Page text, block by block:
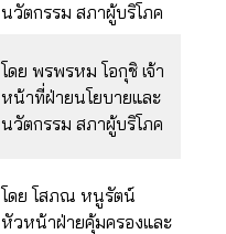
นวัตกรรม สภาผู้บริโภค
โดย พรพรหม โอกุชิ เจ้า
หน้าที่ฝ่ายนโยบายและ
นวัตกรรม สภาผู้บริโภค
โดย โสภณ หนูรัตน์
หัวหน้าฝ่ายคุ้มครองและ